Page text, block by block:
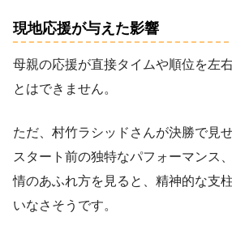
現地応援が与えた影響
母親の応援が直接タイムや順位を左
とはできません。
ただ、村竹ラシッドさんが決勝で見
スタート前の独特なパフォーマンス
情のあふれ方を見ると、精神的な支
いなさそうです。